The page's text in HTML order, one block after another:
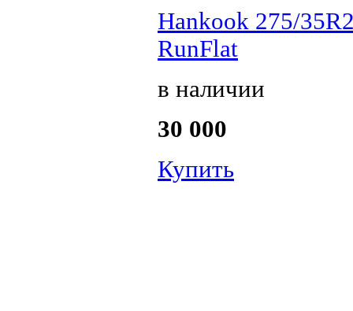
Hankook 275/
RunFlat
в наличии
30 000
Купить